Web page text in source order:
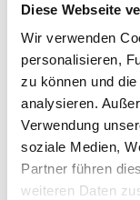
Diese Webseite
Wir verwenden
personalisieren,
zu können und
analysieren.
Verwendung
soziale Medien,
Partner führen
weiteren Daten
Gebinde